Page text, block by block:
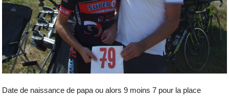
Date de naissance de papa ou alors 9 moins 7 pour la place